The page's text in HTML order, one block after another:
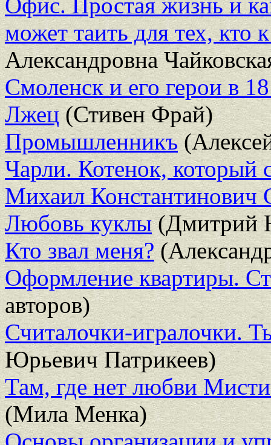
может таить для тех, кто
Александровна
Смоленск и его герои в
Лжец(Стивен Фрай)
Промышленникъ
Чарли. Котенок, который
Михаил Константинович
Любовь куклы(Дмитрий
Кто звал меня?
Оформление квартиры.
авторов)
Считалочки-игралочки.
Юрьевич Патрикеев)
Там, где нет любви
(Мила Менка)